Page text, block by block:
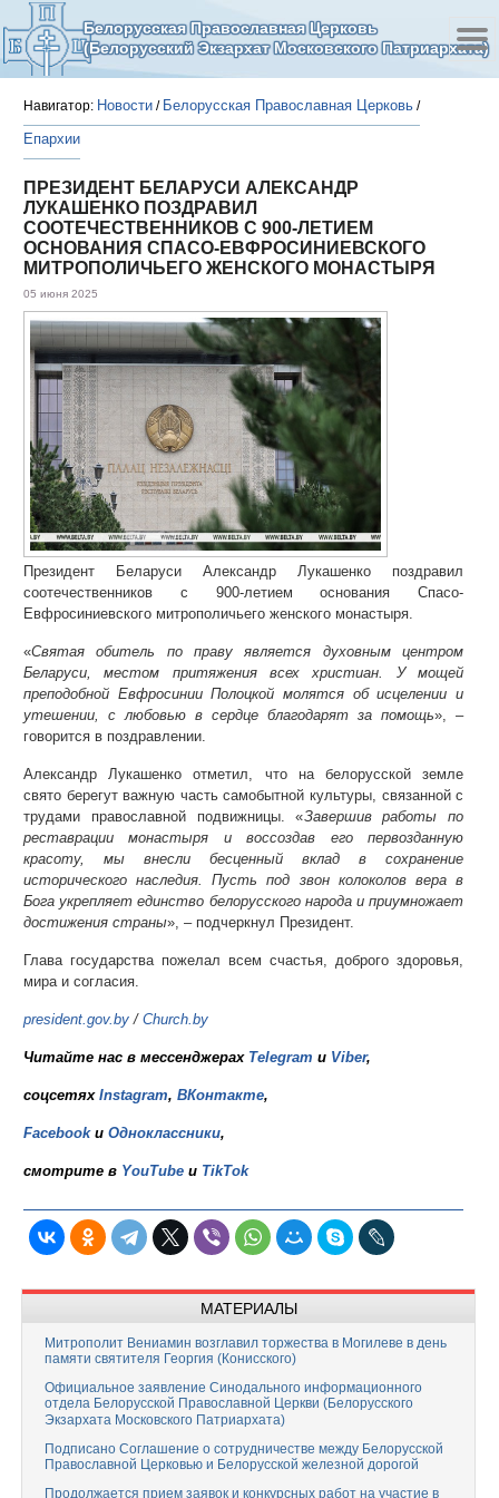
Белорусская Православная Церковь
(Белорусский Экзархат Московского Патриархата)
Навигатор: Новости / Белорусская Православная Церковь /
Епархии
ПРЕЗИДЕНТ БЕЛАРУСИ АЛЕКСАНДР
ЛУКАШЕНКО ПОЗДРАВИЛ
СООТЕЧЕСТВЕННИКОВ С 900-ЛЕТИЕМ
ОСНОВАНИЯ СПАСО-ЕВФРОСИНИЕВСКОГО
МИТРОПОЛИЧЬЕГО ЖЕНСКОГО МОНАСТЫРЯ
05 июня 2025
Президент Беларуси Александр Лукашенко поздравил
соотечественников с 900-летием основания Спасо-
Евфросиниевского митрополичьего женского монастыря.
«Святая обитель по праву является духовным центром
Беларуси, местом притяжения всех христиан. У мощей
преподобной Евфросинии Полоцкой молятся об исцелении и
утешении, с любовью в сердце благодарят за помощь», –
говорится в поздравлении.
Александр Лукашенко отметил, что на белорусской земле
свято берегут важную часть самобытной культуры, связанной с
трудами православной подвижницы. «Завершив работы по
реставрации монастыря и воссоздав его первозданную
красоту, мы внесли бесценный вклад в сохранение
исторического наследия. Пусть под звон колоколов вера в
Бога укрепляет единство белорусского народа и приумножает
достижения страны», – подчеркнул Президент.
Глава государства пожелал всем счастья, доброго здоровья,
мира и согласия.
president.gov.by / Church.by
Читайте нас в мессенджерах Telegram и Viber,
соцсетях Instagram, ВКонтакте,
Facebookи Одноклассники,
смотрите в YouTube и TikTok
МАТЕРИАЛЫ
Митрополит Вениамин возглавил торжества в Могилеве в день
памяти святителя Георгия (Конисского)
Официальное заявление Синодального информационного
отдела Белорусской Православной Церкви (Белорусского
Экзархата Московского Патриархата)
Подписано Соглашение о сотрудничестве между Белорусской
Православной Церковью и Белорусской железной дорогой
Продолжается прием заявок и конкурсных работ на участие в